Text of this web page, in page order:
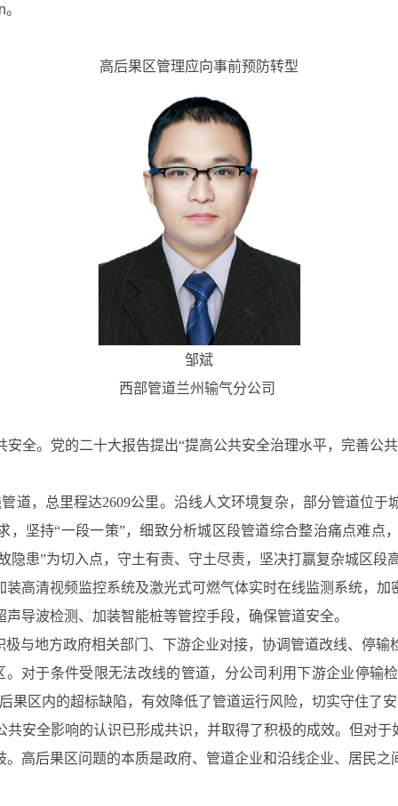
高后果区管理应向事前预防转型
邹斌
西部管道兰州输气分公司
全。党的二十大报告提出“提高公共安全治理水平，完善公
道，总里程达2609公里。沿线人文环境复杂，部分管道位
，坚持“一段一策”，细致分析城区段管道综合整治痛点难
隐患”为切入点，守土有责、守土尽责，坚决打赢复杂城区段
高清视频监控系统及激光式可燃气体实时在线监测系统，
导波检测、加装智能桩等管控手段，确保管道安全。
与地方政府相关部门、下游企业对接，协调管道改线、停
对于条件受限无法改线的管道，分公司利用下游企业停输
果区内的超标缺陷，有效降低了管道运行风险，切实守住了
安全影响的认识已形成共识，并取得了积极的成效。但对
高后果区问题的本质是政府、管道企业和沿线企业、居民